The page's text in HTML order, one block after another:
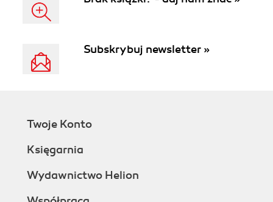
Subskrybuj newsletter »
Twoje Konto
Księgarnia
Wydawnictwo Helion